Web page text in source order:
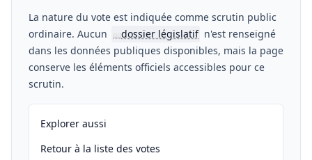
La nature du vote est indiquée comme scrutin public
ordinaire. Aucun
📖dossier législatif n'est renseigné
dans les données publiques disponibles, mais la page
conserve les éléments officiels accessibles pour ce
scrutin.
Explorer aussi
Retour à la liste des votes